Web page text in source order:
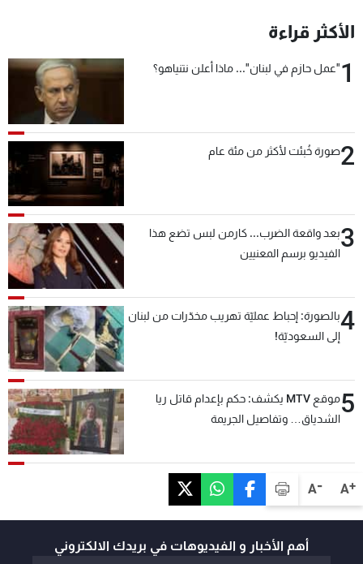
A+
A-
الأكثر قراءة
1"عمل حازم في لبنان"... ماذا أعلن نتنياهو؟
2صورة خُبئت لأكثر من مئة عام
3بعد واقعة الضرب... كارمن لبس تضع هذا
الفيديو برسم المعنيين
4بالصورة: إحباط عمليّة تهريب مخدّرات من لبنان
إلى السعوديّة!
5
موقع MTV يكشف: حكم بإعدام قاتل ريا
الشدياق… وتفاصيل الجريمة
أهم الأخبار و الفيديوهات في بريدك الالكتروني